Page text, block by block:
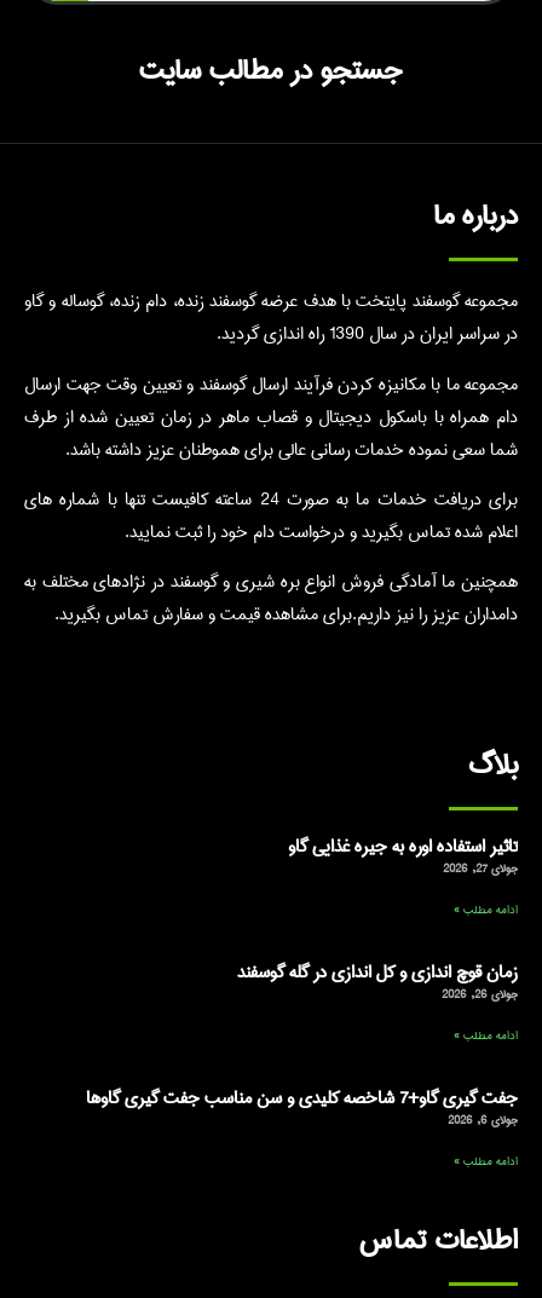
جستجو در مطالب سایت
درباره ما
مجموعه گوسفند پایتخت با هدف عرضه گوسفند زنده، دام زنده، گوساله و گاو
در سراسر ایران در سال 1390 راه اندازی گردید.
مجموعه ما با مکانیزه کردن فرآیند ارسال گوسفند و تعیین وقت جهت ارسال
دام همراه با باسکول دیجیتال و قصاب ماهر در زمان تعیین شده از طرف
شما سعی نموده خدمات رسانی عالی برای هموطنان عزیز داشته باشد.
برای دریافت خدمات ما به صورت 24 ساعته کافیست تنها با شماره های
اعلام شده تماس بگیرید و درخواست دام خود را ثبت نمایید.
همچنین ما آمادگی فروش انواع بره شیری و گوسفند در نژادهای مختلف به
دامداران عزیز را نیز داریم.برای مشاهده قیمت و سفارش تماس بگیرید.
بلاگ
تاثیر استفاده اوره به جیره غذایی گاو
جولای 27, 2026
ادامه مطلب »
زمان قوچ اندازی و کل اندازی در گله گوسفند
جولای 26, 2026
ادامه مطلب »
جفت گیری گاو+7 شاخصه کلیدی و سن مناسب جفت گیری گاوها
جولای 6, 2026
ادامه مطلب »
اطلاعات تماس